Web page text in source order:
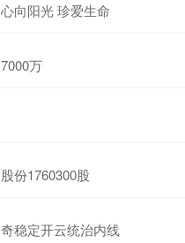
向阳光 珍爱生命
万
份1760300股
稳定开云统治内线